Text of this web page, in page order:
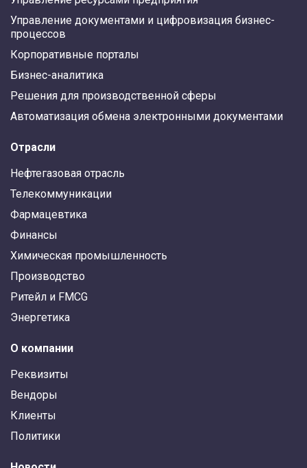
Управление документами и цифровизация бизнес-
процессов
Корпоративные порталы
Бизнес-аналитика
Решения для производственной сферы
Автоматизация обмена электронными документами
Отрасли
Нефтегазовая отрасль
Телекоммуникации
Фармацевтика
Финансы
Химическая промышленность
Производство
Ритейл и FMCG
Энергетика
О компании
Реквизиты
Вендоры
Клиенты
Политики